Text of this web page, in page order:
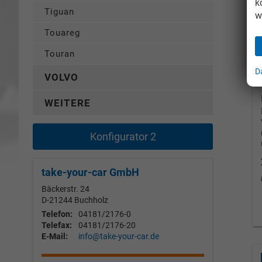
Tiguan
Touareg
Touran
VOLVO
WEITERE
Konfigurator 2
take-your-car GmbH
Bäckerstr. 24
D-21244 Buchholz
Telefon:
04181/2176-0
Telefax:
04181/2176-20
E-Mail:
info@take-your-car.de